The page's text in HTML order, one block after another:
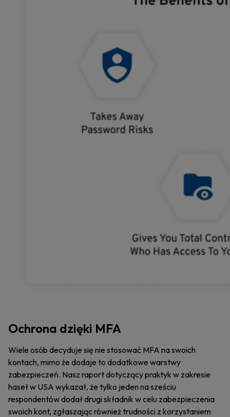
Ochrona dzięki MFA
Wiele osób decyduje się nie stosować MFA na swoich
kontach, mimo że dodaje to dodatkowe warstwy
zabezpieczeń. Nasz raport dotyczący praktyk w zakresie
haseł w USA wykazał, że tylko jeden na sześciu
respondentów dodał drugi składnik w celu zabezpieczenia
swoich kont, zgłaszając również trudności z korzystaniem